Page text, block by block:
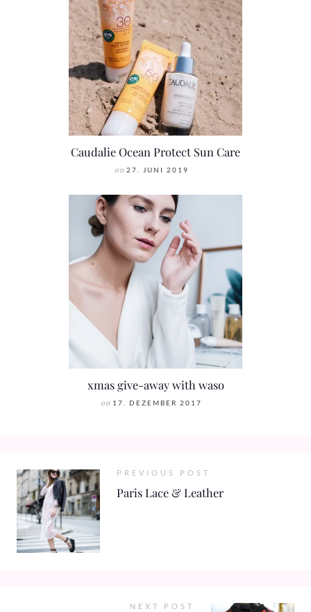
Caudalie Ocean Protect Sun Care
on 27. JUNI 2019
xmas give-away with waso
on 17. DEZEMBER 2017
PREVIOUS POST
Paris Lace & Leather
NEXT POST